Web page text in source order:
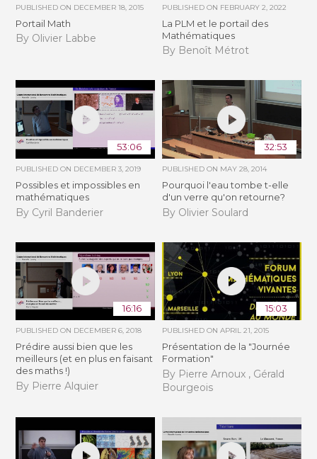
PUBLISHED ON DECEMBER 18, 2015
Portail Math
By Olivier Labbe
PUBLISHED ON FEBRUARY 2, 2022
La PLM et le portail des
Mathématiques
By Benoît Métrot
53:06
PUBLISHED ON DECEMBER 3, 2019
Possibles et impossibles en
mathématiques
By Cyril Banderier
32:53
PUBLISHED ON MAY 28, 2014
Pourquoi l'eau tombe t-elle
d'un verre qu'on retourne?
By Olivier Soulard
16:16
PUBLISHED ON DECEMBER 6, 2018
Prédire aussi bien que les
meilleurs (et en plus en faisant
des maths !)
By Pierre Alquier
15:03
PUBLISHED ON APRIL 21, 2015
Présentation de la "Journée
Formation"
By Pierre Arnoux , Gérald
Bourgeois